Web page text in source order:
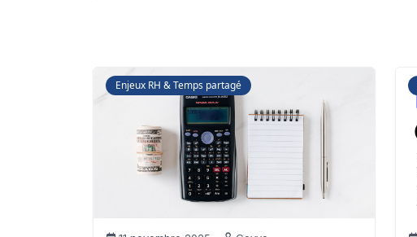
Enjeux RH & Temps partagé